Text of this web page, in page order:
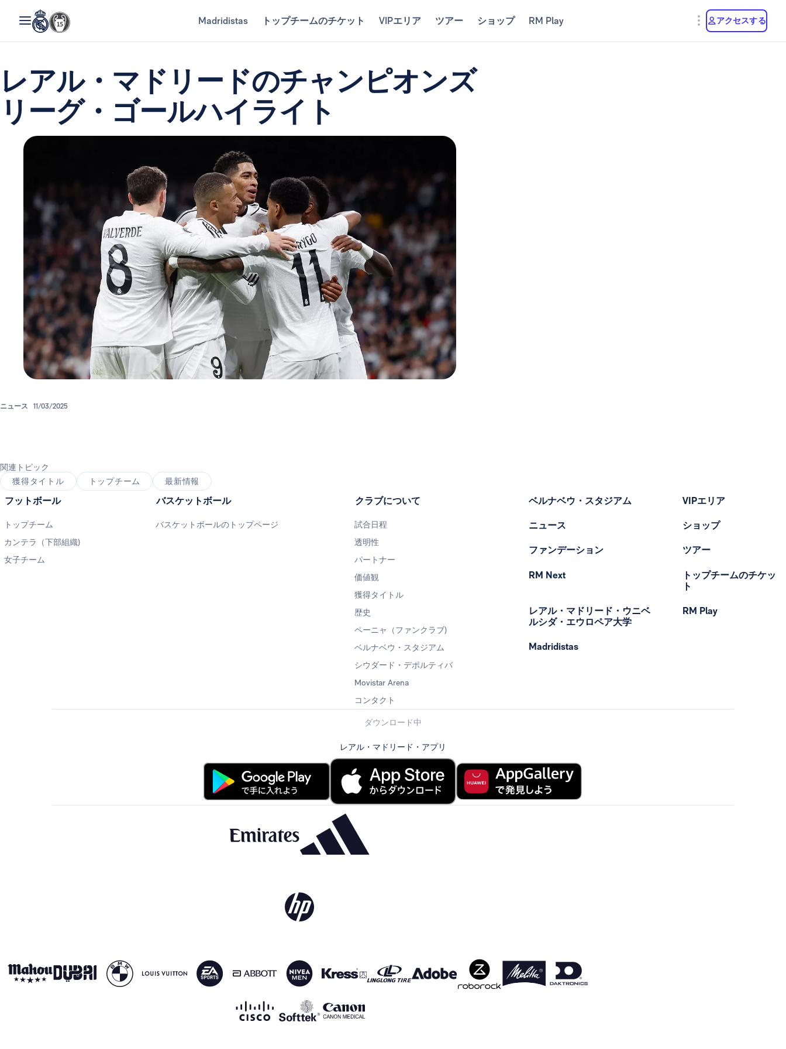
Madridistas トップチームのチケット VIPエリア ツアー ショップ RM Play アクセスする
レアル・マドリードのチャンピオンズ
リーグ・ゴールハイライト
ニュース 11/03/2025
関連トピック
獲得タイトル
トップチーム 最新情報
フットボール
トップチーム
カンテラ（下部組織)
女子チーム
バスケットボール
バスケットボールのトップページ
クラブについて
試合日程
透明性
パートナー
価値観
獲得タイトル
歴史
ペーニャ（ファンクラブ)
ベルナベウ・スタジアム
シウダード・デポルティバ
Movistar Arena
コンタクト
ベルナベウ・スタジアム
ニュース
ファンデーション
RM Next
レアル・マドリード・ウニベ
ルシダ・エウロペア大学
Madridistas
VIPエリア
ショップ
ツアー
トップチームのチケッ
ト
RM Play
ダウンロード中
レアル・マドリード・アプリ